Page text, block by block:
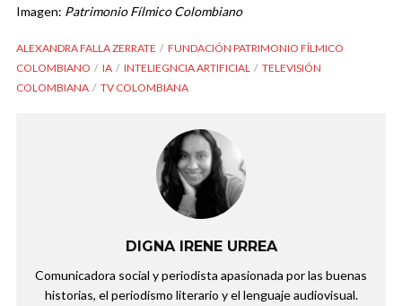
Imagen: Patrimonio Fílmico Colombiano
ALEXANDRA FALLA ZERRATE
FUNDACIÓN PATRIMONIO FÍLMICO
COLOMBIANO
IA INTELIEGNCIA ARTIFICIAL
TELEVISIÓN
COLOMBIANA
TV COLOMBIANA
DIGNA IRENE URREA
Comunicadora social y periodista apasionada por las buenas
historias, el periodismo literario y el lenguaje audiovisual.